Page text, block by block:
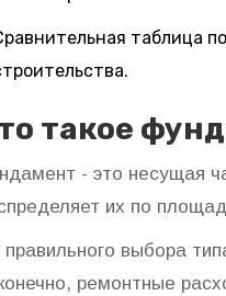
таблица
такое
- это несущая
их по
выбора
ремонтные